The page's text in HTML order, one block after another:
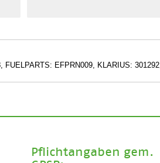
EFPRN009, KLARIUS: 301292,
Pflichtangaben gem.